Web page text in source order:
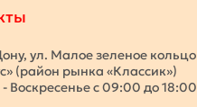
ул. Малое зеленое кольцо
(район рынка «Классик»)
Воскресенье с 09:00 до 18:00